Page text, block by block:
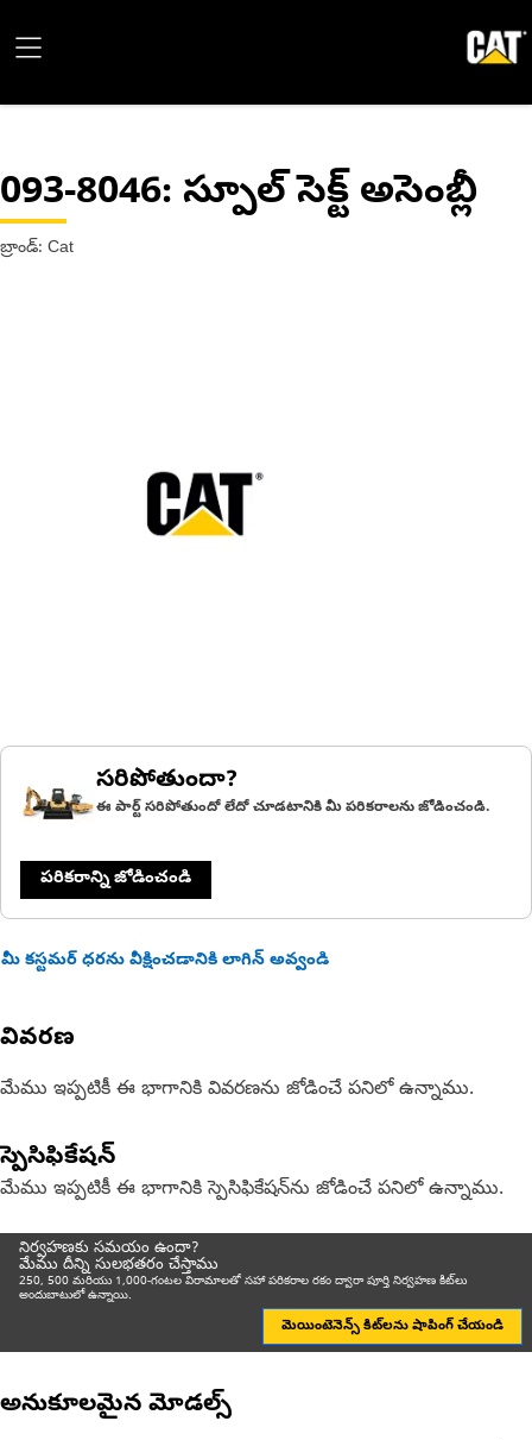
093-8046: స్పూల్ సెక్ట్ అసెంబ్లీ
బ్రాండ్: Cat
సరిపోతుందా?
ఈ పార్ట్ సరిపోతుందో లేదో చూడటానికి మీ పరికరాలను జోడించండి.
పరికరాన్ని జోడించండి
మీ కస్టమర్ ధరను వీక్షించడానికి లాగిన్ అవ్వండి
వివరణ
మేము ఇప్పటికీ ఈ భాగానికి వివరణను జోడించే పనిలో ఉన్నాము.
స్పెసిఫికేషన్
మేము ఇప్పటికీ ఈ భాగానికి స్పెసిఫికేషన్‌ను జోడించే పనిలో ఉన్నాము.
నిర్వహణకు సమయం ఉందా?
మేము దీన్ని సులభతరం చేస్తాము
250, 500 మరియు 1,000-గంటల విరామాలతో సహా పరికరాల రకం ద్వారా పూర్తి నిర్వహణ కిట్‌లు
అందుబాటులో ఉన్నాయి.
మెయింటెనెన్స్ కిట్‌లను షాపింగ్ చేయండి
అనుకూలమైన మోడల్స్